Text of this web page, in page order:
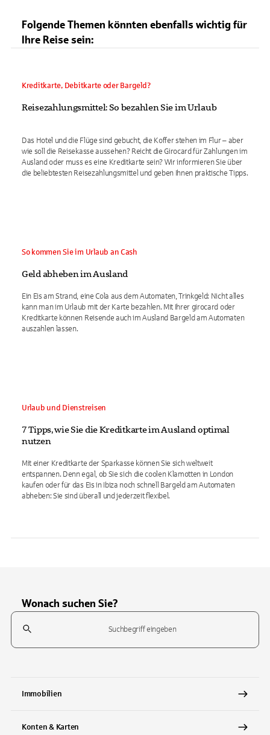
Folgende Themen könnten ebenfalls wichtig für
Ihre Reise sein:
Kreditkarte, Debitkarte oder Bargeld?
Reisezahlungsmittel: So bezahlen Sie im Urlaub
Das Hotel und die Flüge sind gebucht, die Koffer stehen im Flur – aber
wie soll die Reisekasse aussehen? Reicht die Girocard für Zahlungen im
Ausland oder muss es eine Kreditkarte sein? Wir informieren Sie über
die beliebtesten Reisezahlungsmittel und geben Ihnen praktische Tipps.
So kommen Sie im Urlaub an Cash
Geld abheben im Ausland
Ein Eis am Strand, eine Cola aus dem Automaten, Trinkgeld: Nicht alles
kann man im Urlaub mit der Karte bezahlen. Mit Ihrer girocard oder
Kreditkarte können Reisende auch im Ausland Bargeld am Automaten
auszahlen lassen.
Urlaub und Dienstreisen
7 Tipps, wie Sie die Kreditkarte im Ausland optimal
nutzen
Mit einer Kreditkarte der Sparkasse können Sie sich weltweit
entspannen. Denn egal, ob Sie sich die coolen Klamotten in London
kaufen oder für das Eis in Ibiza noch schnell Bargeld am Automaten
abheben: Sie sind überall und jederzeit flexibel.
Wonach suchen Sie?
Suchfeld
Immobilien
Konten & Karten